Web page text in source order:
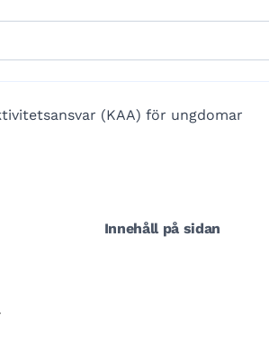
(KAA) för ungdomar
Innehåll på sidan